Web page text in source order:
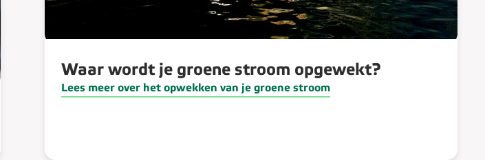
Waar wordt je groene stroom opgewekt?
Lees meer over het opwekken van je groene stroom